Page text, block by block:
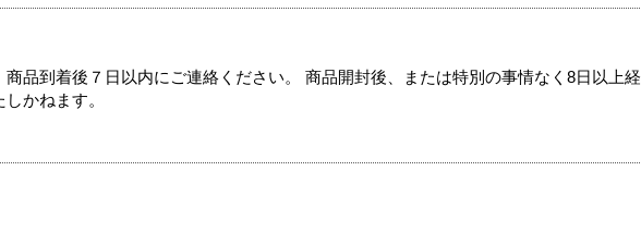
品到着後７日以内にご連絡ください。 商品開封後、または特別の事情なく8日以上経
かねます。